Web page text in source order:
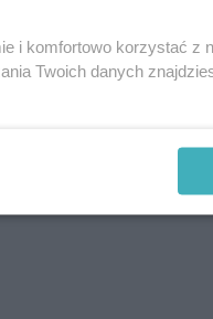
gwary
i komfortowo korzystać z
Twoich danych